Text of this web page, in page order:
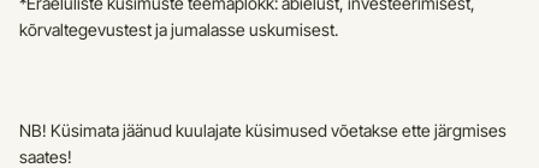
kõrvaltegevustest ja jumalasse uskumisest.
NB! Küsimata jäänud kuulajate küsimused võetakse ette järgmises
saates!